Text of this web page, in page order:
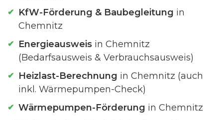
KfW-Förderung & Baubegleitung in
Chemnitz
Energieausweis in Chemnitz
(Bedarfsausweis & Verbrauchsausweis)
Heizlast-Berechnung in Chemnitz (auch
inkl. Wärmepumpen-Check)
Wärmepumpen-Förderung in Chemnitz